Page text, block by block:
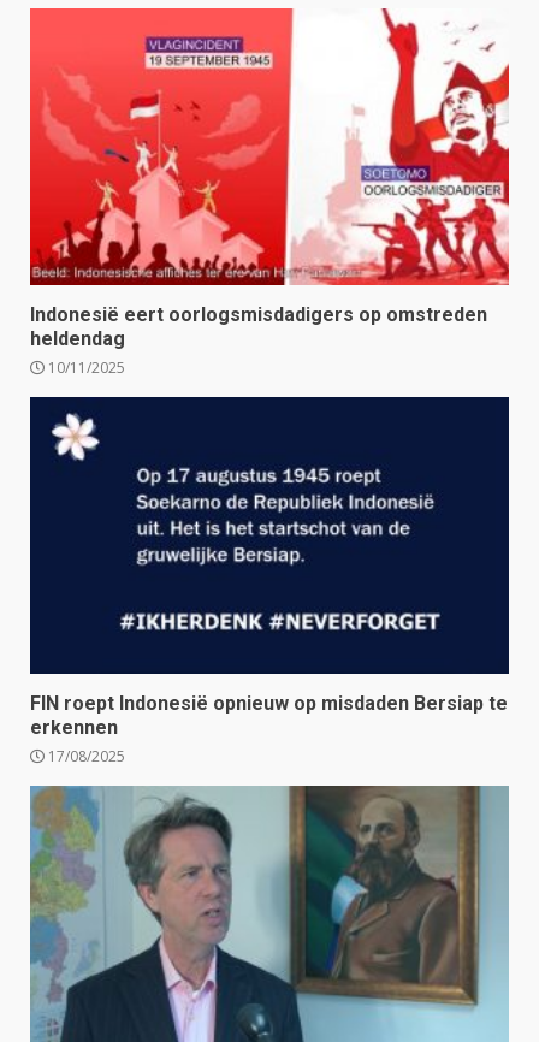
Indonesië eert oorlogsmisdadigers op omstreden
heldendag
10/11/2025
FIN roept Indonesië opnieuw op misdaden Bersiap te
erkennen
17/08/2025